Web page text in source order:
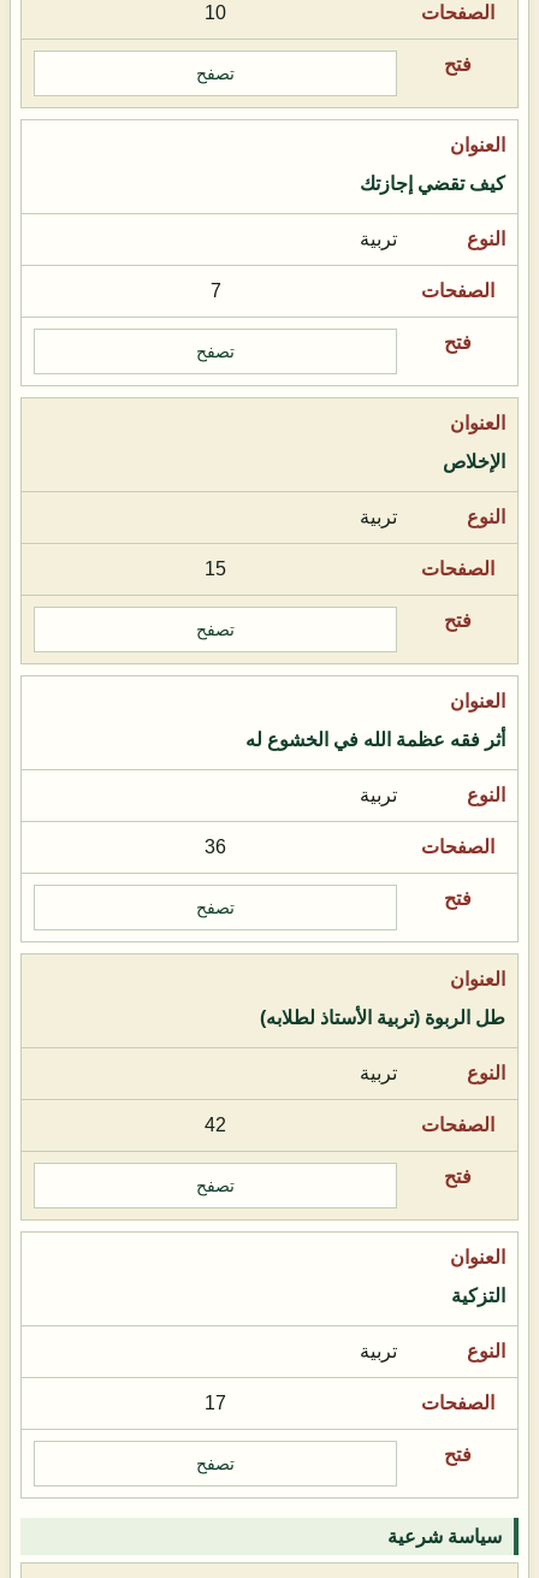
10
تصفح
كيف تقضي إجازتك
تربية
7
تصفح
الإخلاص
تربية
15
تصفح
أثر فقه عظمة الله في الخشوع له
تربية
36
تصفح
طل الربوة (تربية الأستاذ لطلابه)
تربية
42
تصفح
التزكية
تربية
17
تصفح
سياسة شرعية